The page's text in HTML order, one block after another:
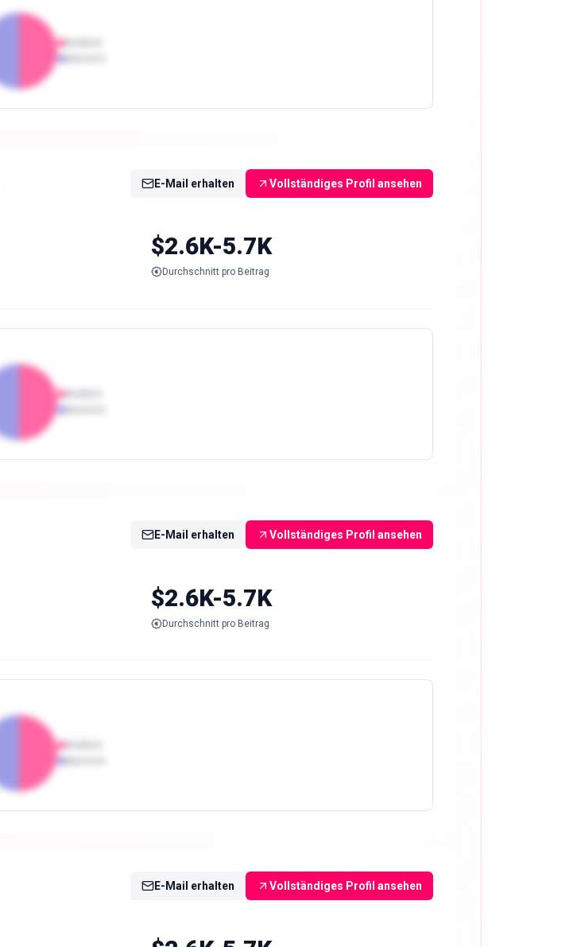
Weiblich
E-Mail erhalten Vollständiges Profil ansehen
$2.6K-5.7K
Durchschnitt pro Beitrag
E-Mail erhalten Vollständiges Profil ansehen
$2.6K-5.7K
Durchschnitt pro Beitrag
E-Mail erhalten Vollständiges Profil ansehen